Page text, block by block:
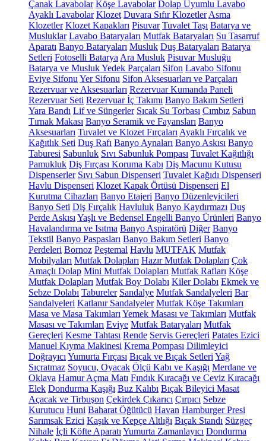
Çanak Lavabolar Köşe Lavabolar Dolap Uyumlu Lavabo
Ayaklı Lavabolar Klozet Duvara Sıfır Klozetler Asma
Klozetler Klozet Kapakları Pisuvar Tuvalet Taşı Batarya ve
Musluklar Lavabo Bataryaları Mutfak Bataryaları Su Tasarruf
Aparatı Banyo Bataryaları Musluk Duş Bataryaları Batarya
Setleri Fotoselli Batarya Ara Musluk Pisuvar Musluğu
Batarya ve Musluk Yedek Parçaları Sifon Lavabo Sifonu
Eviye Sifonu Yer Sifonu Sifon Aksesuarları ve Parçaları
Rezervuar ve Aksesuarları Rezervuar Kumanda Paneli
Rezervuar Seti Rezervuar İç Takımı Banyo Bakım Setleri
Yara Bandı Lif ve Süngerler Sıcak Su Torbası Cımbız Sabun
Tırnak Makası Banyo Seramik ve Fayansları Banyo
Aksesuarları Tuvalet ve Klozet Fırçaları Ayaklı Fırçalık ve
Kağıtlık Seti Duş Rafı Banyo Aynaları Banyo Askısı Banyo
Taburesi Sabunluk Sıvı Sabunluk Pompası Tuvalet Kağıtlığı
Pamukluk Diş Fırçası Koruma Kabı Diş Macunu Kutusu
Dispenserler Sıvı Sabun Dispenseri Tuvalet Kağıdı Dispenseri
Havlu Dispenseri Klozet Kapak Örtüsü Dispenseri El
Kurutma Cihazları Banyo Etajeri Banyo Düzenleyicileri
Banyo Seti Diş Fırçalık Havluluk Banyo Kaydırmazı Duş
Perde Askısı Yaşlı ve Bedensel Engelli Banyo Ürünleri Banyo
Havalandırma ve Isıtma Banyo Aspiratörü Diğer Banyo
Tekstil Banyo Paspasları Banyo Bakım Setleri Banyo
Perdeleri Bornoz Peştemal Havlu MUTFAK Mutfak
Mobilyaları Mutfak Dolapları Hazır Mutfak Dolapları Çok
Amaçlı Dolap Mini Mutfak Dolapları Mutfak Rafları Köşe
Mutfak Dolapları Mutfak Boy Dolabı Kiler Dolabı Ekmek ve
Sebze Dolabı Tabureler Sandalye Mutfak Sandalyeleri Bar
Sandalyeleri Katlanır Sandalyeler Mutfak Köşe Takımları
Masa ve Masa Takımları Yemek Masası ve Takımları Mutfak
Masası ve Takımları Eviye Mutfak Bataryaları Mutfak
Gereçleri Kesme Tahtası Rende Servis Gereçleri Patates Ezici
Manuel Kıyma Makinesi Krema Pompası Dilimleyici
Doğrayıcı Yumurta Fırçası Bıçak ve Bıçak Setleri Yağ
Sıçratmaz Soyucu, Oyacak Ölçü Kabı ve Kaşığı Merdane ve
Oklava Hamur Açma Matı Fındık Kıracağı ve Ceviz Kıracağı
Elek Dondurma Kaşığı Buz Kalıbı Bıçak Bileyici Masat
Açacak ve Tirbuşon Çekirdek Çıkarıcı Çırpıcı Sebze
Kurutucu Huni Baharat Öğütücü Havan Hamburger Presi
Sarımsak Ezici Kaşık ve Kepçe Altlığı Bıçak Standı Süzgeç
Nihale İçli Köfte Aparatı Yumurta Zamanlayıcı Dondurma